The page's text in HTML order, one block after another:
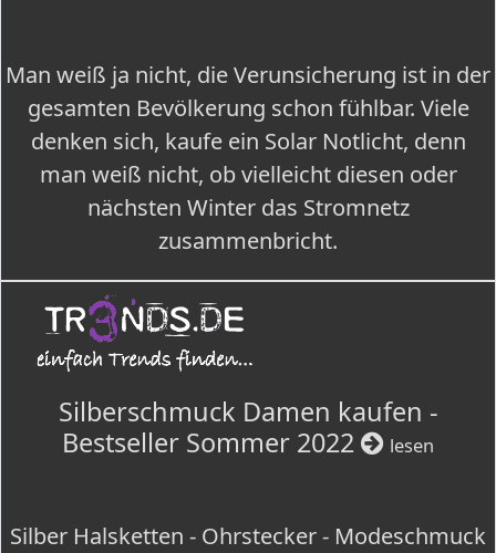
Man weiß ja nicht, die Verunsicherung ist in der
gesamten Bevölkerung schon fühlbar. Viele
denken sich, kaufe ein Solar Notlicht, denn
man weiß nicht, ob vielleicht diesen oder
nächsten Winter das Stromnetz
zusammenbricht.
Silberschmuck Damen kaufen -
Bestseller Sommer 2022
lesen
Silber Halsketten - Ohrstecker - Modeschmuck